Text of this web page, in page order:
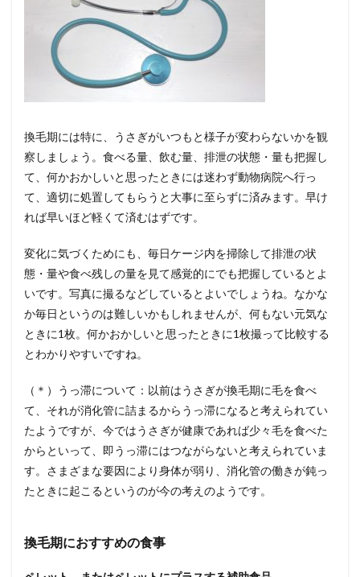
換毛期には特に、うさぎがいつもと様子が変わらないかを観
察しましょう。食べる量、飲む量、排泄の状態・量も把握し
て、何かおかしいと思ったときには迷わず動物病院へ行っ
て、適切に処置してもらうと大事に至らずに済みます。早け
れば早いほど軽くて済むはずです。
変化に気づくためにも、毎日ケージ内を掃除して排泄の状
態・量や食べ残しの量を見て感覚的にでも把握しているとよ
いです。写真に撮るなどしているとよいでしょうね。なかな
か毎日というのは難しいかもしれませんが、何もない元気な
ときに1枚。何かおかしいと思ったときに1枚撮って比較する
とわかりやすいですね。
（＊）うっ滞について：以前はうさぎが換毛期に毛を食べ
て、それが消化管に詰まるからうっ滞になると考えられてい
たようですが、今ではうさぎが健康であれば少々毛を食べた
からといって、即うっ滞にはつながらないと考えられていま
す。さまざまな要因により身体が弱り、消化管の働きが鈍っ
たときに起こるというのが今の考えのようです。
換毛期におすすめの食事